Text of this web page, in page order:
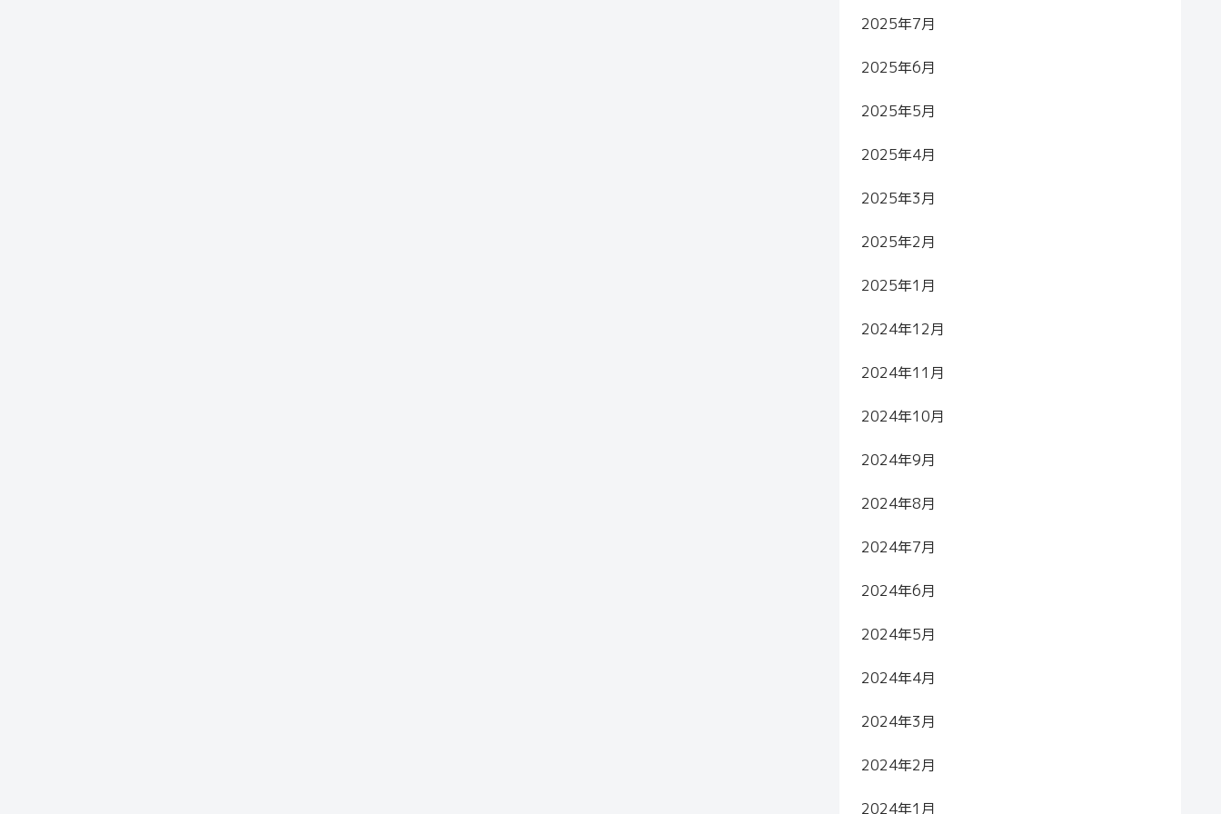
2025年7月
2025年6月
2025年5月
2025年4月
2025年3月
2025年2月
2025年1月
2024年12月
2024年11月
2024年10月
2024年9月
2024年8月
2024年7月
2024年6月
2024年5月
2024年4月
2024年3月
2024年2月
2024年1月